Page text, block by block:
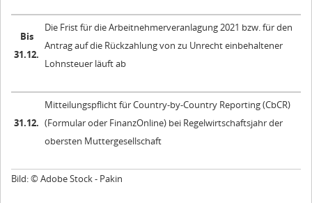
Bis
31.12.
Die Frist für die Arbeitnehmerveranlagung 2021 bzw. für den
Antrag auf die Rückzahlung von zu Unrecht einbehaltener
Lohnsteuer läuft ab
31.12.
Mitteilungspflicht für Country-by-Country Reporting (CbCR)
(Formular oder FinanzOnline) bei Regelwirtschaftsjahr der
obersten Muttergesellschaft
Bild: © Adobe Stock - Pakin